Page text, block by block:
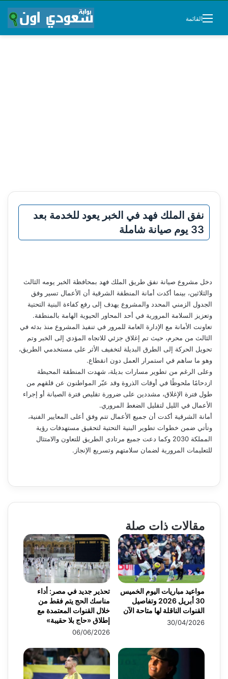
القائمة
نفق الملك فهد في الخبر يعود للخدمة بعد
33 يوم صيانة شاملة
دخل مشروع صيانة نفق طريق الملك فهد بمحافظة الخبر يومه الثالث
والثلاثين، بينما أكدت أمانة المنطقة الشرقية أن الأعمال تسير وفق
الجدول الزمني المحدد والمشروع يهدف إلى رفع كفاءة البنية التحتية
وتعزيز السلامة المرورية في أحد المحاور الحيوية الهامة بالمنطقة.
تعاونت الأمانة مع الإدارة العامة للمرور في تنفيذ المشروع منذ بدئه في
الثالث من محرم، حيث تم إغلاق جزئي للاتجاه المؤدي إلى الخبر وتم
تحويل الحركة إلى الطرق البديلة لتخفيف الأثر على مستخدمي الطريق،
وهو ما ساهم في استمرار العمل دون انقطاع.
وعلى الرغم من تطوير مسارات بديلة، شهدت المنطقة المحيطة
ازدحامًا ملحوظًا في أوقات الذروة وقد عبّر المواطنون عن قلقهم من
طول فترة الإغلاق، مشددين على ضرورة تقليص فترة الصيانة أو إجراء
الأعمال في الليل لتقليل الضغط المروري.
أمانة الشرقية أكدت أن جميع الأعمال تتم وفق أعلى المعايير الفنية،
وتأتي ضمن خطوات تطوير البنية التحتية لتحقيق مستهدفات رؤية
المملكة 2030 وكما دعت جميع مرتادي الطريق للتعاون والامتثال
للتعليمات المرورية لضمان سلامتهم وتسريع الإنجاز.
مقالات ذات صلة
تحذير جديد في مصر: أداء
مناسك الحج يتم فقط من
خلال القنوات المعتمدة مع
إطلاق «حاج بلا حقيبة»
06/06/2026
مواعيد مباريات اليوم الخميس
30 أبريل 2026 وتفاصيل
القنوات الناقلة لها متاحة الآن
30/04/2026